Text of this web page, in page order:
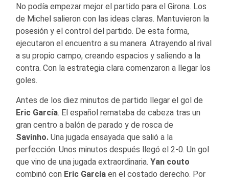
No podía empezar mejor el partido para el Girona. Los
de Michel salieron con las ideas claras. Mantuvieron la
posesión y el control del partido. De esta forma,
ejecutaron el encuentro a su manera. Atrayendo al rival
a su propio campo, creando espacios y saliendo a la
contra. Con la estrategia clara comenzaron a llegar los
goles.
Antes de los diez minutos de partido llegar el gol de
Eric García. El español remataba de cabeza tras un
gran centro a balón de parado y de rosca de
Savinho. Una jugada ensayada que salió a la
perfección. Unos minutos después llegó el 2-0. Un gol
que vino de una jugada extraordinaria. Yan couto
combinó con Eric García en el costado derecho. Por